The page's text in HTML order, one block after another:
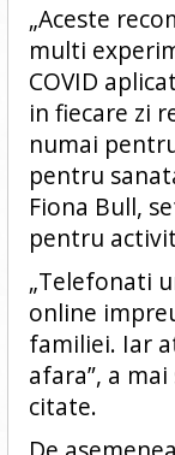
„Aceste
multi
COVID
in fiecare zi
numai
pentru
Fiona Bull,
pentru
„Telefonati
online
familiei. Iar
afara”, a
citate.